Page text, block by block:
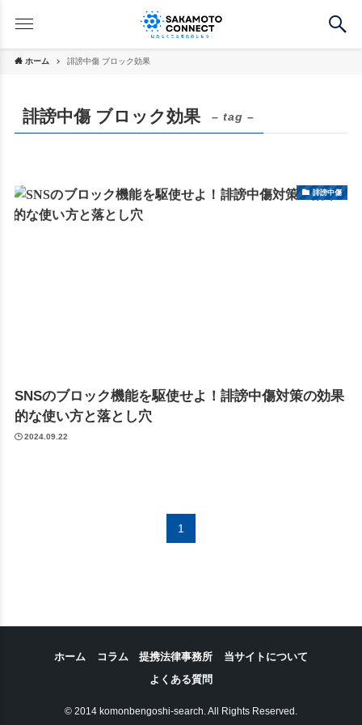
ホーム 誹謗中傷 ブロック効果
誹謗中傷 ブロック効果 – tag –
誹謗中傷
SNSのブロック機能を駆使せよ！誹謗中傷対策の効果
的な使い方と落とし穴
2024.09.22
1
ホーム コラム 提携法律事務所
当サイトについて
よくある質問
© 2014 komonbengoshi-search. All Rights Reserved.